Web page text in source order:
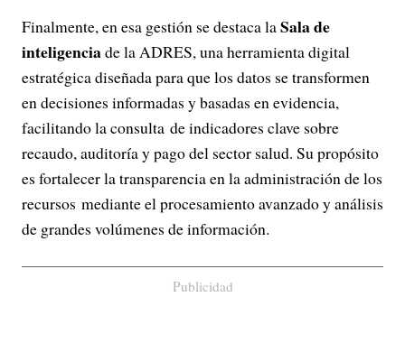
Finalmente, en esa gestión se destaca laSala de
inteligenciade la ADRES, una herramienta digital
estratégica diseñada para que los datos se transformen
en decisiones informadas y basadas en evidencia,
facilitando la consulta de indicadores clave sobre
recaudo, auditoría y pago del sector salud. Su propósito
es fortalecer la transparencia en la administración de los
recursos mediante el procesamiento avanzado y análisis
de grandes volúmenes de información.
Publicidad